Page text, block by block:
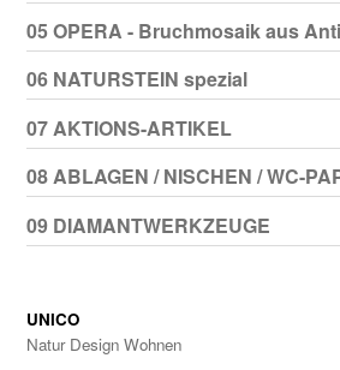
05 OPERA - Bruchmosaik aus
06 NATURSTEIN spezial
07 AKTIONS-ARTIKEL
08 ABLAGEN / NISCHEN / WC-
09 DIAMANTWERKZEUGE
UNICO
Natur Design Wohnen